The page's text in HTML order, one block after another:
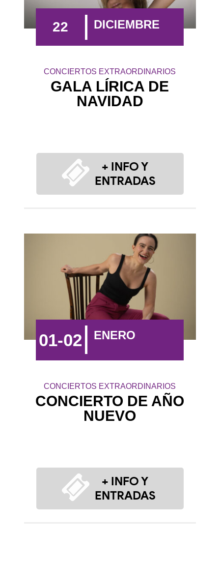
22 DICIEMBRE
CONCIERTOS EXTRAORDINARIOS
GALA LÍRICA DE
NAVIDAD
+ INFO Y
ENTRADAS
01-02 ENERO
CONCIERTOS EXTRAORDINARIOS
CONCIERTO DE AÑO
NUEVO
+ INFO Y
ENTRADAS